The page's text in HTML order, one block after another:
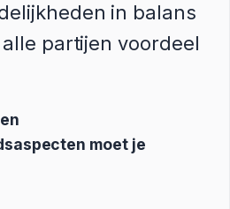
in balans
partijen voordeel
moet je